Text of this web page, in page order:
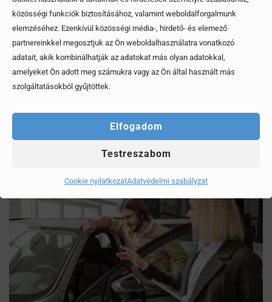
közösségi funkciók biztosításához, valamint weboldalforgalmunk
elemzéséhez. Ezenkívül közösségi média-, hirdető- és elemező
partnereinkkel megosztjuk az Ön weboldalhasználatra vonatkozó
adatait, akik kombinálhatják az adatokat más olyan adatokkal,
amelyeket Ön adott meg számukra vagy az Ön által használt más
szolgáltatásokból gyűjtöttek.
Elfogadom
Testreszabom
Cookie nyilatkozatAdatvédelmi szabályzat
Mítoszok, amiktől mi is csak fogjuk a fejünket
Érdekel, elolvasom